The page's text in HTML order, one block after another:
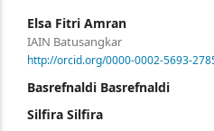
Elsa Fitri Amran
IAIN Batusangkar
http://orcid.org/0000-0002-5693-
Basrefnaldi Basrefnaldi
Silfira Silfira